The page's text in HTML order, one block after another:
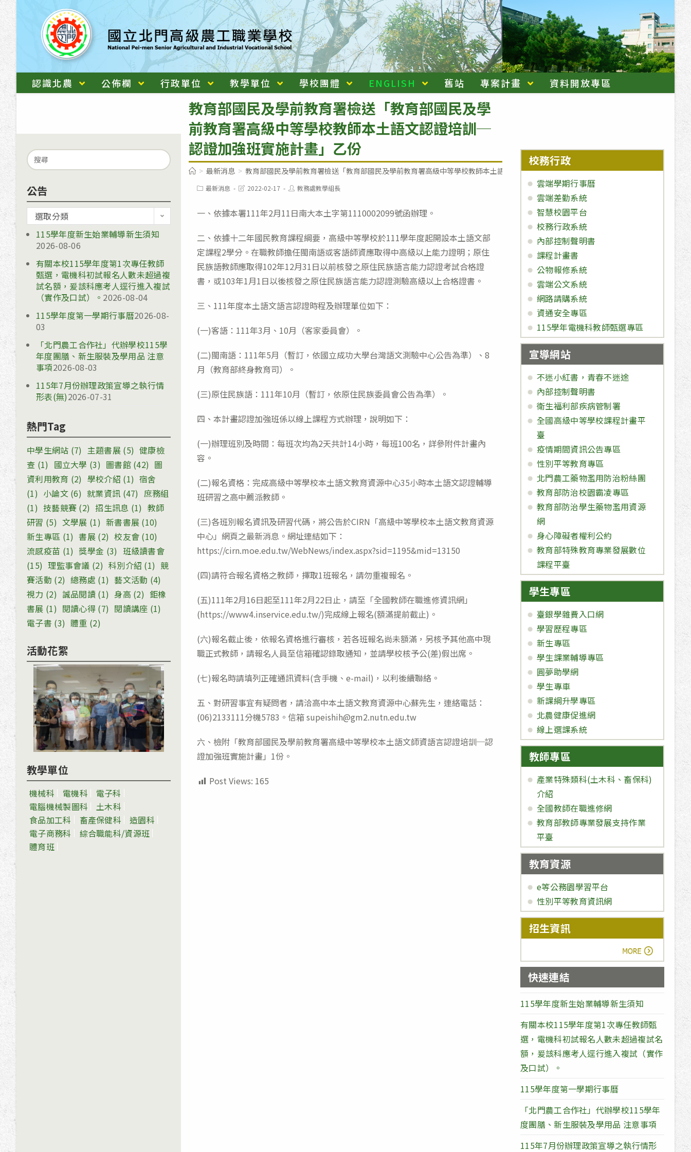
跳
主
要
內
容
認識北農 公佈欄 行政單位 教學單位 學校團體 ENGLISH 舊站 專案計畫 資料開放專區
教育部國民及學前教育署檢送「教育部國民及學
前教育署高級中等學校教師本土語文認證培訓─
認證加強班實施計畫」乙份
> 最新消息 > 教育部國民及學前教育署檢送「教育部國民及學前教育署高級中等學校教師本土語文認證培訓─認證加強班實施計畫」乙份
Post最新消息
Post2022-02-17
Post教務處教學組長
一、依據本署111年2月11日南大本土字第1110002099號函辦理。
二、依據十二年國民教育課程綱要，高級中等學校於111學年度起開設本土語文部
定課程2學分。在職教師擔任閩南語或客語師資應取得中高級以上能力證明；原住
民族語教師應取得102年12月31日以前核發之原住民族語言能力認證考試合格證
書，或103年1月1日以後核發之原住民族語言能力認證測驗高級以上合格證書。
三、111年度本土語文語言認證時程及辦理單位如下：
(一)客語：111年3月、10月（客家委員會）。
(二)閩南語：111年5月（暫訂，依國立成功大學台灣語文測驗中心公告為準）、8
月（教育部終身教育司）。
(三)原住民族語：111年10月（暫訂，依原住民族委員會公告為準）。
四、本計畫認證加強班係以線上課程方式辦理，說明如下：
(一)辦理班別及時間：每班次均為2天共計14小時，每班100名，詳參附件計畫內
容。
(二)報名資格：完成高級中等學校本土語文教育資源中心35小時本土語文認證輔導
班研習之高中薦派教師。
(三)各班別報名資訊及研習代碼，將公告於CIRN「高級中等學校本土語文教育資源
中心」網頁之最新消息。網址連結如下：
https://cirn.moe.edu.tw/WebNews/index.aspx?sid=1195&mid=13150
(四)請符合報名資格之教師，擇取1班報名，請勿重複報名。
(五)111年2月16日起至111年2月22日止，請至「全國教師在職進修資訊網」
(https://www4.inservice.edu.tw/)完成線上報名(額滿提前截止)。
(六)報名截止後，依報名資格進行審核，若各班報名尚未額滿，另核予其他高中現
職正式教師，請報名人員至信箱確認錄取通知，並請學校核予公(差)假出席。
(七)報名時請填列正確通訊資料(含手機、e-mail)，以利後續聯絡。
五、對研習事宜有疑問者，請洽高中本土語文教育資源中心蘇先生，連絡電話：
(06)2133111分機5783。信箱 supeishih@gm2.nutn.edu.tw
六、檢附「教育部國民及學前教育署高級中等學校本土語文師資語言認證培訓─認
證加強班實施計畫」1份。
Post Views: 165
Search
for:
公告
告
選取分類
115學年度新生始業輔導新生須知
2026-08-06
有關本校115學年度第1次專任教師
甄選，電機科初試報名人數未超過複
試名額，爰該科應考人逕行進入複試
（實作及口試）。 2026-08-04
115學年度第一學期行事曆2026-08-
03
「北門農工合作社」代辦學校115學
年度團膳、新生服裝及學用品 注意
事項2026-08-03
115年7月份辦理政策宣導之執行情
形表(無)2026-07-31
熱門Tag
中學生網站 (7) 主題書展(5) 健康檢
查 (1) 國立大學 (3) 圖書館(42) 圖
資利用教育 (2) 學校介紹 (1) 宿舍
(1) 小論文(6) 就業資訊 (47) 庶務組
(1) 技藝競賽 (2) 招生訊息 (1) 教師
研習 (5) 文學展 (1) 新書書展 (10)
新生專區 (1) 書展 (2) 校友會 (10)
流感疫苗 (1) 獎學金 (3) 班級讀書會
(15) 理監事會議 (2) 科別介紹 (1) 競
賽活動 (2) 總務處 (1) 藝文活動 (4)
視力 (2) 誠品閱讀 (1) 身高 (2) 鉅橡
書展 (1) 閱讀心得 (7) 閱讀講座 (1)
電子書 (3) 體重 (2)
活動花絮
教學單位
機械科 電機科
電子科
電腦機械製圖科
土木科
食品加工科
畜產保健科
造園科
電子商務科
綜合職能科/資源班
體育班
校務行政
雲端學期行事曆
雲端差勤系統
智慧校園平台
校務行政系統
內部控制聲明書
課程計畫書
公物報修系統
雲端公文系統
網路請購系統
資通安全專區
115學年電機科教師甄選專區
宣導網站
不迷小紅書，青春不迷途
內部控制聲明書
衛生福利部疾病管制署
全國高級中等學校課程計畫平
臺
疫情期間資訊公告專區
性別平等教育專區
北門農工藥物濫用防治粉絲團
教育部防治校園霸凌專區
教育部防治學生藥物濫用資源
網
身心障礙者權利公約
教育部特殊教育專業發展數位
課程平臺
學生專區
臺銀學雜費入口網
學習歷程專區
新生專區
學生課業輔導專區
圓夢助學網
學生專車
新課綱升學專區
北農健康促進網
線上選課系統
教師專區
產業特殊類科(土木科、畜保科)
介紹
全國教師在職進修網
教育部教師專業發展支持作業
平臺
教育資源
e等公務園學習平台
性別平等教育資訊網
招生資訊
快速連結
115學年度新生始業輔導新生須知
有關本校115學年度第1次專任教師甄
選，電機科初試報名人數未超過複試名
額，爰該科應考人逕行進入複試（實作
及口試）。
115學年度第一學期行事曆
「北門農工合作社」代辦學校115學年
度團膳、新生服裝及學用品 注意事項
115年7月份辦理政策宣導之執行情形